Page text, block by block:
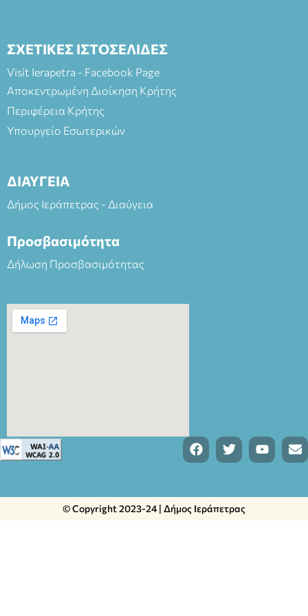
ΣΧΕΤΙΚΕΣ ΙΣΤΟΣΕΛΙΔΕΣ
Visit Ierapetra - Facebook Page
Αποκεντρωμένη Διοίκηση Κρήτης
Περιφέρεια Κρήτης
Υπουργείο Εσωτερικών
ΔΙΑΥΓΕΙΑ
Δήμος Ιεράπετρας - Διαύγεια
Προσβασιμότητα
Δήλωση Προσβασιμότητας
© Copyright 2023-24 | Δήμος Ιεράπετρας